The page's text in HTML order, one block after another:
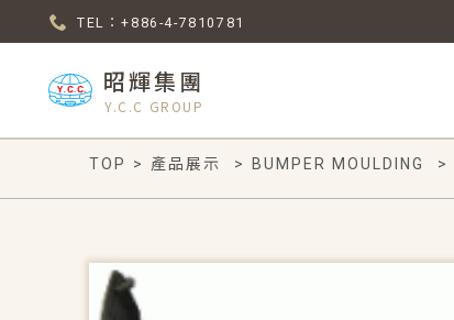
TEL：+886-4-7810781
昭輝集團
Y.C.C GROUP
TOP > 產品展示 > BUMPER MOULDING >